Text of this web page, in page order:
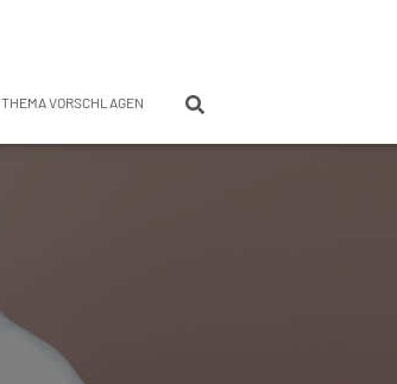
THEMA VORSCHLAGEN